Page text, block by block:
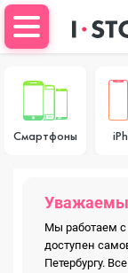
Смартфоны
Мы работаем с
доступен
Петербургу.